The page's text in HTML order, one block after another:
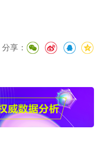
分享：